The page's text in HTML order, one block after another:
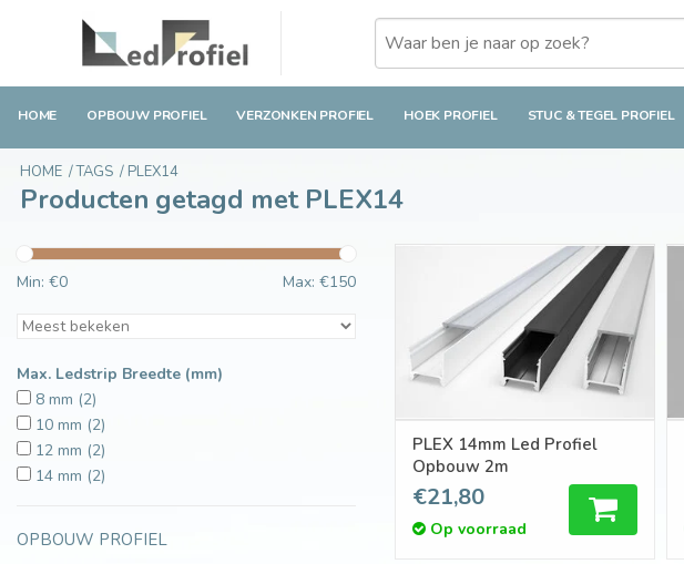
HOME OPBOUW PROFIEL VERZONKEN PROFIEL HOEK PROFIEL STUC & TEGEL PROFIEL
HOME /TAGS / PLEX14
Producten getagd met PLEX14
Min: €0 Max: €150
Max. Ledstrip Breedte (mm)
8 mm (2)
10 mm (2)
12 mm (2)
14 mm (2)
OPBOUW PROFIEL
PLEX 14mm Led Profiel
Opbouw 2m
€21,80
Op voorraad